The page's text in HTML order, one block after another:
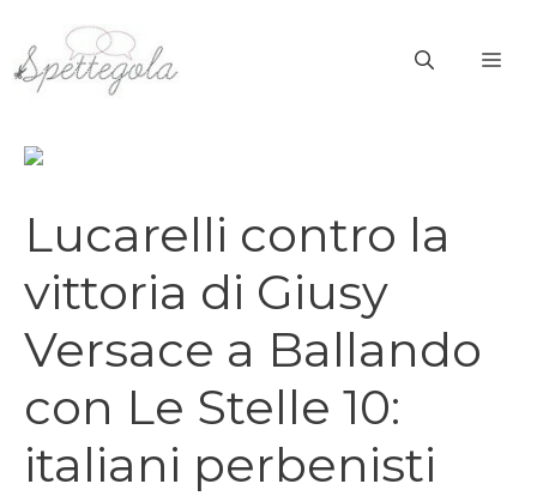
contenuto
Lucarelli contro la
vittoria di Giusy
Versace a Ballando
con Le Stelle 10:
italiani perbenisti